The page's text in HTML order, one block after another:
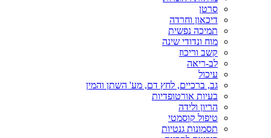
סרטן
דיכאון וחרדה
תמיכה נפשית
מוח ונדודי שינה
קשב וריכוז
לב-ריאה
עיכול
גב, ברכיים, לחץ דם, מע' השתן והמין
בעיות אורטופדיות
הריון ולידה
טיפול קוסמטי
תסמונות גנטיות